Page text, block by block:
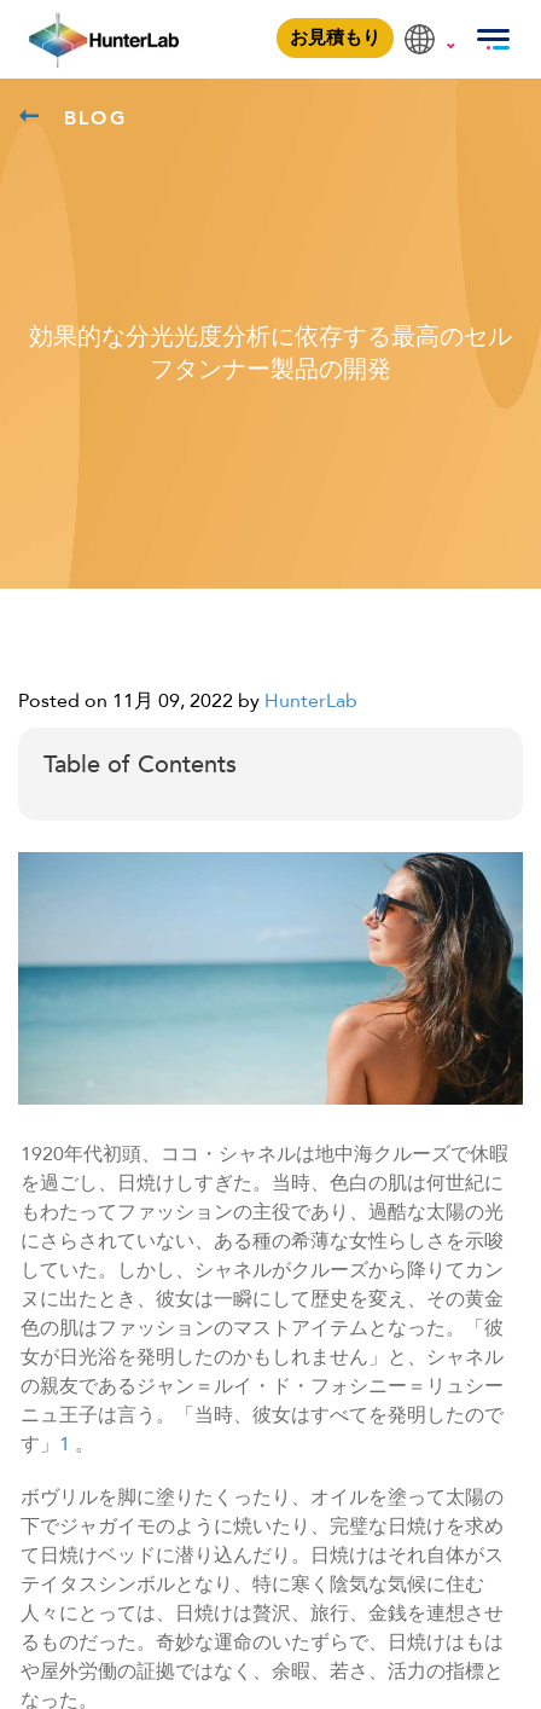
お見積もり
BLOG
効果的な分光光度分析に依存する最高のセル
フタンナー製品の開発
Posted on 11月 09, 2022 by HunterLab
Table of Contents
1920年代初頭、ココ・シャネルは地中海クルーズで休暇
を過ごし、日焼けしすぎた。当時、色白の肌は何世紀に
もわたってファッションの主役であり、過酷な太陽の光
にさらされていない、ある種の希薄な女性らしさを示唆
していた。しかし、シャネルがクルーズから降りてカン
ヌに出たとき、彼女は一瞬にして歴史を変え、その黄金
色の肌はファッションのマストアイテムとなった。「彼
女が日光浴を発明したのかもしれません」と、シャネル
の親友であるジャン＝ルイ・ド・フォシニー＝リュシー
ニュ王子は言う。「当時、彼女はすべてを発明したので
す」 1 。
ボヴリルを脚に塗りたくったり、オイルを塗って太陽の
下でジャガイモのように焼いたり、完璧な日焼けを求め
て日焼けベッドに潜り込んだり。日焼けはそれ自体がス
テイタスシンボルとなり、特に寒く陰気な気候に住む
人々にとっては、日焼けは贅沢、旅行、金銭を連想させ
るものだった。奇妙な運命のいたずらで、日焼けはもは
や屋外労働の証拠ではなく、余暇、若さ、活力の指標と
なった。